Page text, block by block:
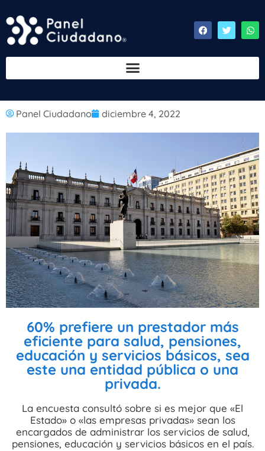
Panel Ciudadano diciembre 4, 2022
60% prefiere un prestador más
eficiente para salud, pensiones,
educación y servicios básicos, sea
este una entidad pública o una
privada.
La encuesta consultó sobre si es mejor que «El
Estado» o «las empresas privadas» sean los
encargados de administrar los servicios de salud,
pensiones, educación y servicios básicos en el país.